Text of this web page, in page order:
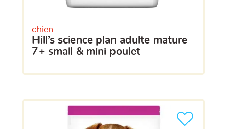
chien
hill’s science plan adulte mature
7+ small & mini poulet